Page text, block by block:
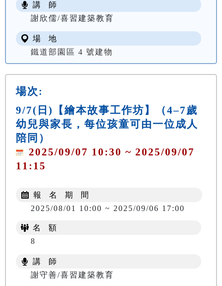
講 師
謝欣儒/喜習建築教育
場 地
鐵道部園區 4 號建物
場次:
9/7(日)【繪本故事工作坊】（4–7歲
幼兒與家長，每位孩童可由一位成人
陪同）
2025/09/07 10:30 ~ 2025/09/07
11:15
報 名 期 間
2025/08/01 10:00 ~ 2025/09/06 17:00
名 額
8
講 師
謝守善/喜習建築教育